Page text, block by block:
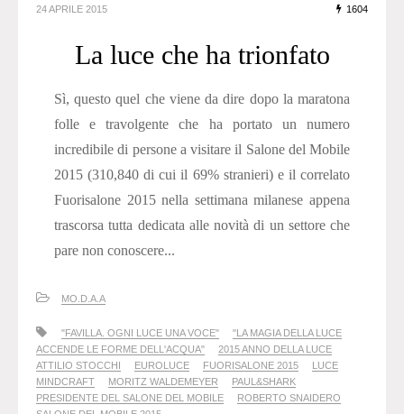
24 APRILE 2015 1604
La luce che ha trionfato
Sì, questo quel che viene da dire dopo la maratona
folle e travolgente che ha portato un numero
incredibile di persone a visitare il Salone del Mobile
2015 (310,840 di cui il 69% stranieri) e il correlato
Fuorisalone 2015 nella settimana milanese appena
trascorsa tutta dedicata alle novità di un settore che
pare non conoscere...
MO.D.A.A
"FAVILLA. OGNI LUCE UNA VOCE"
"LA MAGIA DELLA LUCE
ACCENDE LE FORME DELL'ACQUA"
2015 ANNO DELLA LUCE
ATTILIO STOCCHI
EUROLUCE FUORISALONE 2015
LUCE
MINDCRAFT
MORITZ WALDEMEYER
PAUL&SHARK
PRESIDENTE DEL SALONE DEL MOBILE
ROBERTO SNAIDERO